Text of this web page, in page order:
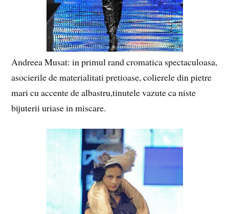
Andreea Musat: in primul rand cromatica spectaculoasa,
asocierile de materialitati pretioase, colierele din pietre
mari cu accente de albastru,tinutele vazute ca niste
bijuterii uriase in miscare.